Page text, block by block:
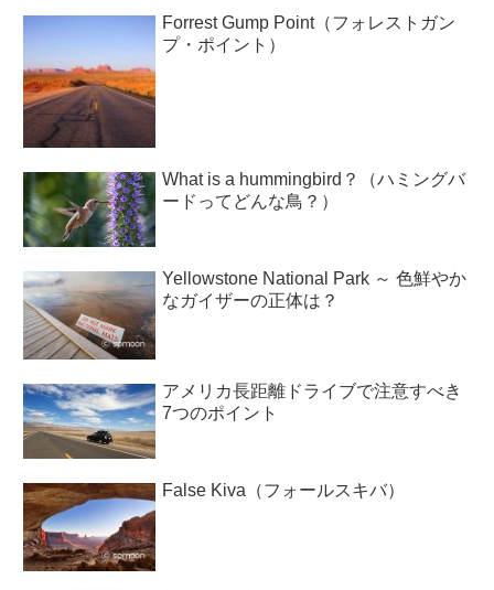
Forrest Gump Point（フォレストガン
プ・ポイント）
What is a hummingbird？（ハミングバ
ードってどんな鳥？）
Yellowstone National Park ～ 色鮮やか
なガイザーの正体は？
アメリカ長距離ドライブで注意すべき
7つのポイント
False Kiva（フォールスキバ）